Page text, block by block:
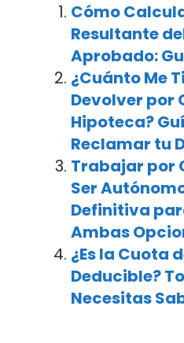
Cómo
Resultante
Aprobado:
¿Cuánto Me
Devolver por
Hipoteca?
Reclamar tu
Trabajar por
Ser
Definitiva
Ambas
¿Es la Cuota
Deducible?
Necesitas